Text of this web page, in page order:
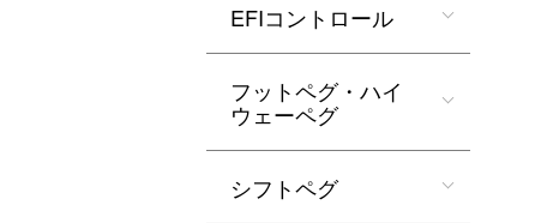
EFIコントロール
フットペグ・ハイ
ウェーペグ
シフトペグ